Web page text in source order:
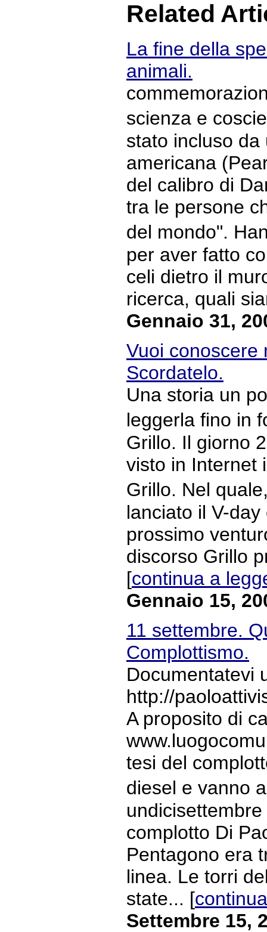
Related
La fine della
animali.
scienza e
stato incluso
americana
del calibro di
tra le persone
del mondo".
per aver fatto
celi dietro il
ricerca, quali
Gennaio 31,
Vuoi conoscere
Scordatelo.
Una storia un
leggerla fino in
Grillo. Il giorno
visto in Internet
Grillo. Nel
lanciato il V-
prossimo
discorso Grillo
[continua a
Gennaio 15,
11 settembre.
Complottismo.
Documentatevi
http://
A proposito di
tesi del
diesel e vanno
complotto Di
Pentagono era
linea. Le torri
state... [
Settembre 15,